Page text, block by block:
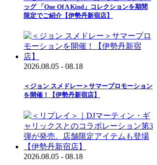
ッグ 「One Of A Kind」コレクションを期間
限定でご紹介【伊勢丹新宿店】
2026.08.05 - 08.18
＜ジョン スメドレー＞サマープロモーション
を開催！【伊勢丹新宿店】
2026.08.05 - 08.18